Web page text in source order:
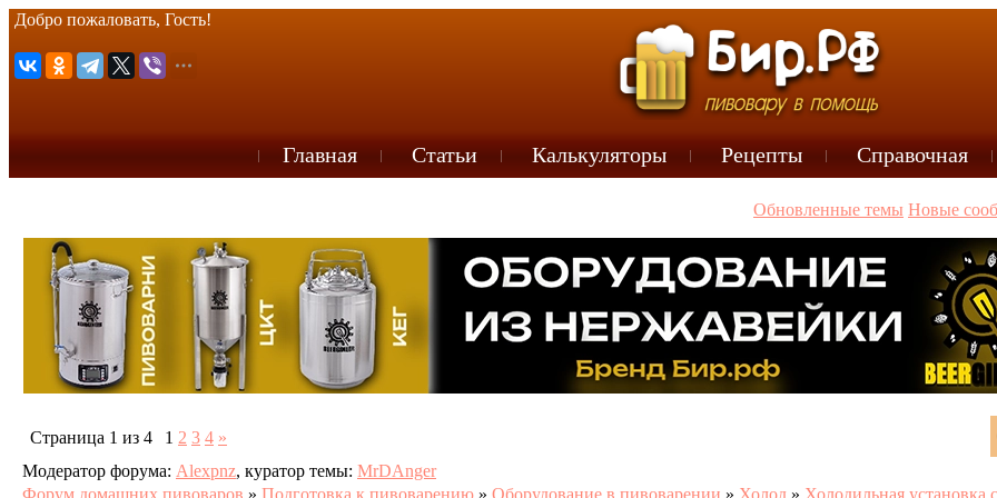
Добро пожаловать, Гость!
Главная Статьи Калькуляторы Рецепты Справочная
Обновленные темы Новые
Страница 1 из 4 1 2 3 4 »
Модератор форума: Alexpnz, куратор темы: MrDAnger
Форум домашних пивоваров » Подготовка к пивоварению » Оборудование в пивоварении » Холод » Холодильная установка